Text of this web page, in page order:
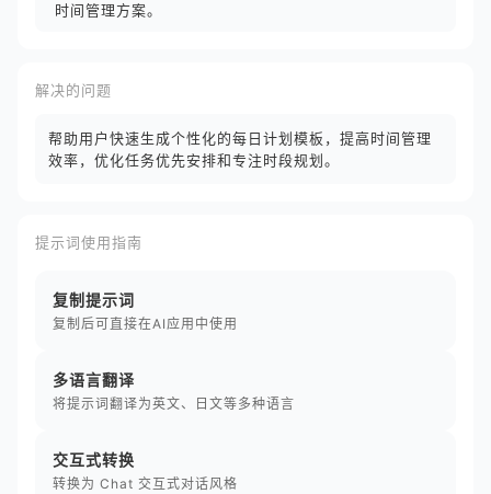
时间管理方案。
解决的问题
帮助用户快速生成个性化的每日计划模板，提高时间管理
效率，优化任务优先安排和专注时段规划。
提示词使用指南
复制提示词
复制后可直接在AI应用中使用
多语言翻译
将提示词翻译为英文、日文等多种语言
交互式转换
转换为 Chat 交互式对话风格